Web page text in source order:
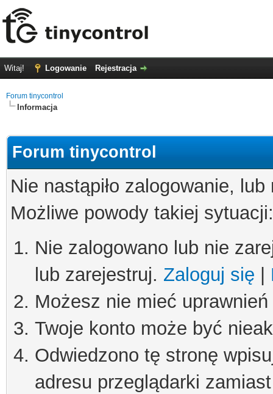
Witaj! Logowanie Rejestracja
Forum tinycontrol
Informacja
Forum tinycontrol
Nie nastąpiło zalogowanie,
Możliwe powody takiej sytuacji:
Nie zalogowano lub nie
lub zarejestruj. Zaloguj się
Możesz nie mieć
Twoje konto może być
Odwiedzono tę stronę
adresu przeglądarki